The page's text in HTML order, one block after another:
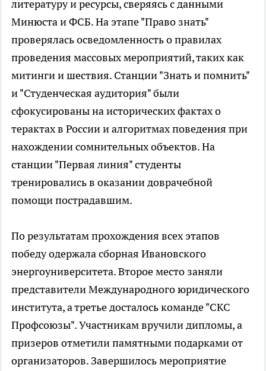
литературу и ресурсы, сверяясь с данными
Минюста и ФСБ. На этапе "Право знать"
проверялась осведомленность о правилах
проведения массовых мероприятий, таких как
митинги и шествия. Станции "Знать и помнить"
и "Студенческая аудитория" были
сфокусированы на исторических фактах о
терактах в России и алгоритмах поведения при
нахождении сомнительных объектов. На
станции "Первая линия" студенты
тренировались в оказании доврачебной
помощи пострадавшим.
По результатам прохождения всех этапов
победу одержала сборная Ивановского
энергоуниверситета. Второе место заняли
представители Международного юридического
института, а третье досталось команде "СКС
Профсоюзы". Участникам вручили дипломы, а
призеров отметили памятными подарками от
организаторов. Завершилось мероприятие